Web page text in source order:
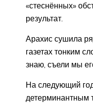
«стеснённых»
результат.
Арахис сушила
газетах тонким
знаю, съели мы
На следующий
детерминантным